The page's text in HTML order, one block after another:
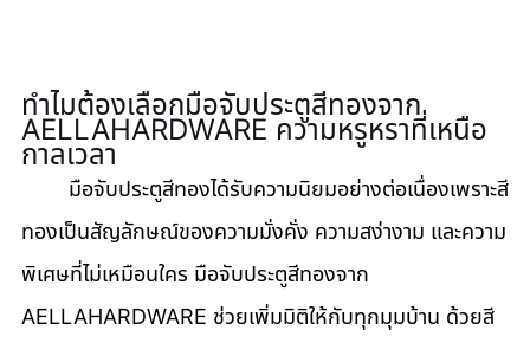
ทำไมต้องเลือกมือจับประตูสีทองจาก
AELLAHARDWARE ความหรูหราที่เหนือ
กาลเวลา
มือจับประตูสีทองได้รับความนิยมอย่างต่อเนื่องเพราะสี
ทองเป็นสัญลักษณ์ของความมั่งคั่ง ความสง่างาม และความ
พิเศษที่ไม่เหมือนใคร มือจับประตูสีทองจาก
AELLAHARDWARE ช่วยเพิ่มมิติให้กับทุกมุมบ้าน ด้วยสี